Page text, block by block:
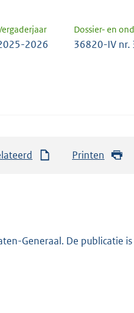
Dossier- en
2026 36820-IV nr.
Printen
Generaal. De publicatie